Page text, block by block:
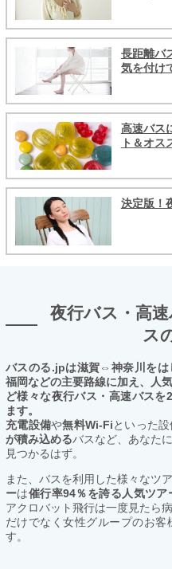
長距離バ
気を付け
高速バス
ト＆オス
決定版！
夜行バス・高
ス
バスのる.jpは滋賀⇔神奈川をは
福岡などの主要路線に加え、人
ど様々な夜行バス・高速バス
ます。
充電設備や無料Wi-Fiといった設
が積み込めるバスなど、あなた
見つかるはず。
また、バスを利用した様々なツ
ーは催行率94％を誇る人気ツア
アクロバット飛行は一度見たら
だけでなく女性グループのお客
す。